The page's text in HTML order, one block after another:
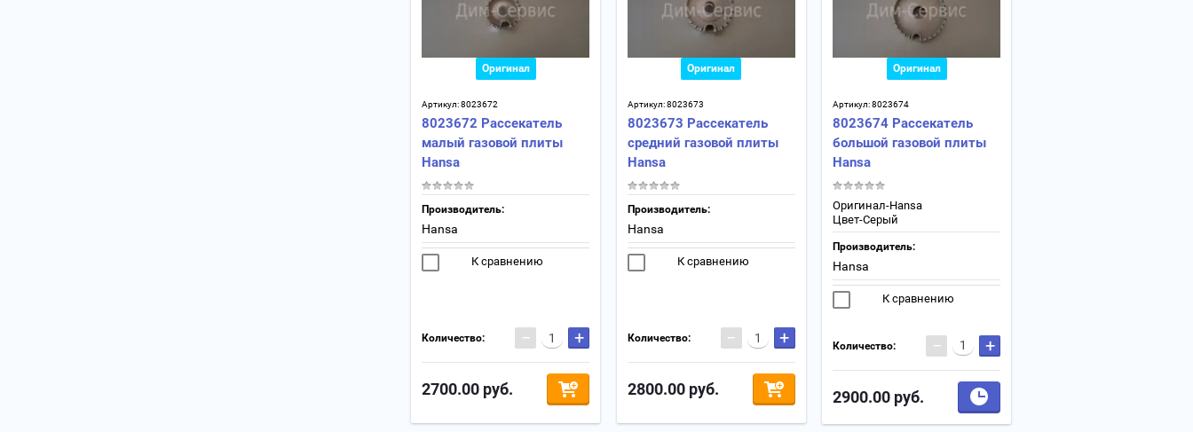
Оригинал
Артикул:8023672
8023672 Рассекатель
малый газовой плиты
Hansa
Производитель:
Hansa
К сравнению
Количество: − +
2700.00 руб.
Оригинал
Артикул:8023673
8023673 Рассекатель
средний газовой плиты
Hansa
Производитель:
Hansa
К сравнению
Количество: − +
2800.00руб.
Оригинал
Артикул:8023674
8023674 Рассекатель
большой газовой плиты
Hansa
Оригинал-Hansa
Цвет-Серый
Производитель:
Hansa
К сравнению
Количество: − +
2900.00 руб.